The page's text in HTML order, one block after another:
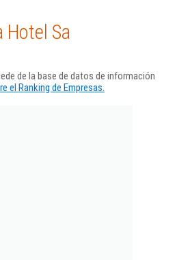
Hotel Sa
de la base de datos de información
el Ranking de Empresas.